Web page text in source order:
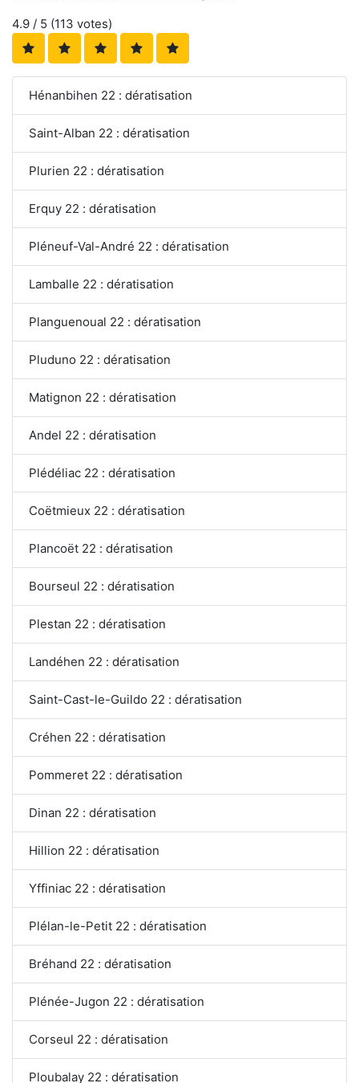
4.9 / 5 (113 votes)
Hénanbihen 22 : dératisation
Saint-Alban 22 : dératisation
Plurien 22 : dératisation
Erquy 22 : dératisation
Pléneuf-Val-André 22 : dératisation
Lamballe 22 : dératisation
Planguenoual 22 : dératisation
Pluduno 22 : dératisation
Matignon 22 : dératisation
Andel 22 : dératisation
Plédéliac 22 : dératisation
Coëtmieux 22 : dératisation
Plancoët 22 : dératisation
Bourseul 22 : dératisation
Plestan 22 : dératisation
Landéhen 22 : dératisation
Saint-Cast-le-Guildo 22 : dératisation
Créhen 22 : dératisation
Pommeret 22 : dératisation
Dinan 22 : dératisation
Hillion 22 : dératisation
Yffiniac 22 : dératisation
Plélan-le-Petit 22 : dératisation
Bréhand 22 : dératisation
Plénée-Jugon 22 : dératisation
Corseul 22 : dératisation
Ploubalay 22 : dératisation